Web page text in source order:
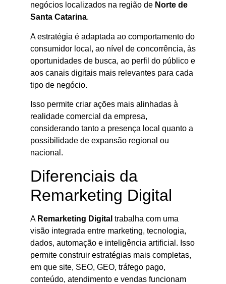
negócios localizados na região de Norte de
Santa Catarina.
A estratégia é adaptada ao comportamento do
consumidor local, ao nível de concorrência, às
oportunidades de busca, ao perfil do público e
aos canais digitais mais relevantes para cada
tipo de negócio.
Isso permite criar ações mais alinhadas à
realidade comercial da empresa,
considerando tanto a presença local quanto a
possibilidade de expansão regional ou
nacional.
Diferenciais da
Remarketing Digital
A Remarketing Digital trabalha com uma
visão integrada entre marketing, tecnologia,
dados, automação e inteligência artificial. Isso
permite construir estratégias mais completas,
em que site, SEO, GEO, tráfego pago,
conteúdo, atendimento e vendas funcionam